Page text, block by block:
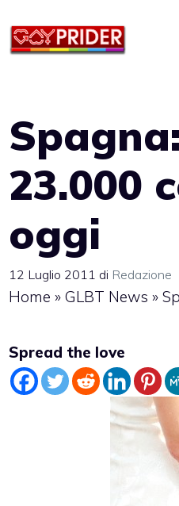
23.000
oggi
12 Luglio 2011 di Redazione
Home » GLBT News »
Spread the love